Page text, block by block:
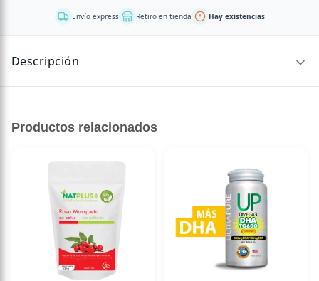
Envío express Retiro en tienda Hay existencias
Descripción
Productos relacionados